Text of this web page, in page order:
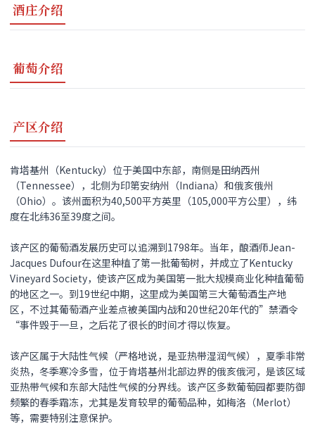
酒庄介绍
葡萄介绍
产区介绍
肯塔基州（Kentucky）位于美国中东部，南侧是田纳西州
（Tennessee），北侧为印第安纳州（Indiana）和俄亥俄州
（Ohio）。该州面积为40,500平方英里（105,000平方公里），纬
度在北纬36至39度之间。
该产区的葡萄酒发展历史可以追溯到1798年。当年，酿酒师Jean-
Jacques Dufour在这里种植了第一批葡萄树，并成立了Kentucky
Vineyard Society，使该产区成为美国第一批大规模商业化种植葡萄
的地区之一。到19世纪中期，这里成为美国第三大葡萄酒生产地
区，不过其葡萄酒产业差点被美国内战和20世纪20年代的”禁酒令
“事件毁于一旦，之后花了很长的时间才得以恢复。
该产区属于大陆性气候（严格地说，是亚热带湿润气候），夏季非常
炎热，冬季寒冷多雪，位于肯塔基州北部边界的俄亥俄河，是该区域
亚热带气候和东部大陆性气候的分界线。该产区多数葡萄园都要防御
频繁的春季霜冻，尤其是发育较早的葡萄品种，如梅洛（Merlot）
等，需要特别注意保护。